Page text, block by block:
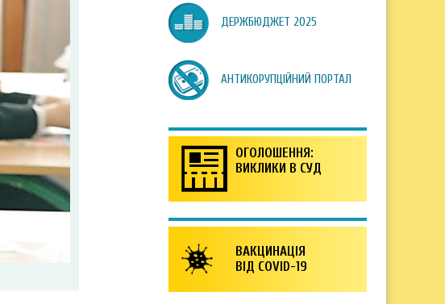
ДЕРЖБЮДЖЕТ 2025
АНТИКОРУПЦІЙНИЙ ПОРТАЛ
ОГОЛОШЕННЯ:
ВИКЛИКИ В СУД
ВАКЦИНАЦІЯ
ВІД COVID-19